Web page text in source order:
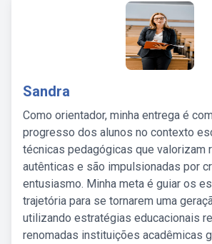
Sandra
Como orientador, minha entrega é
progresso dos alunos no contexto
técnicas pedagógicas que valorizam
autênticas e são impulsionadas por
entusiasmo. Minha meta é guiar os
trajetória para se tornarem uma
utilizando estratégias educacionais
renomadas instituições acadêmicas